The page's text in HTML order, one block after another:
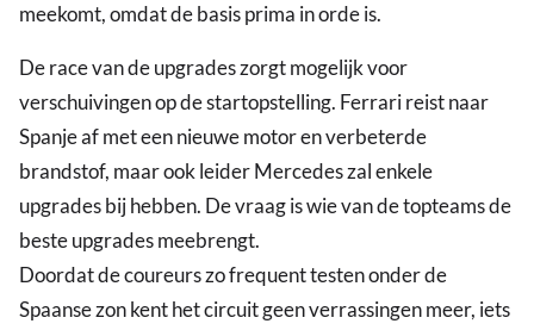
meekomt, omdat de basis prima in orde is.
De race van de upgrades zorgt mogelijk voor
verschuivingen op de startopstelling. Ferrari reist naar
Spanje af met een nieuwe motor en verbeterde
brandstof, maar ook leider Mercedes zal enkele
upgrades bij hebben. De vraag is wie van de topteams de
beste upgrades meebrengt.
Doordat de coureurs zo frequent testen onder de
Spaanse zon kent het circuit geen verrassingen meer, iets